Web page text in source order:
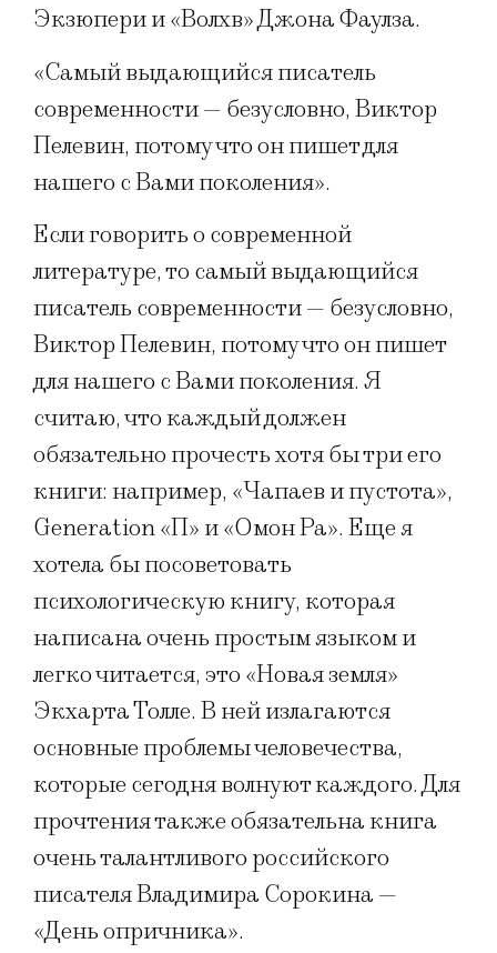
Экзюпери и «Волхв» Джона Фаулза.
«Самый выдающийся писатель
современности — безусловно, Виктор
Пелевин, потому что он пишет для
нашего с Вами поколения».
Если говорить о современной
литературе, то самый выдающийся
писатель современности — безусловно,
Виктор Пелевин, потому что он пишет
для нашего с Вами поколения. Я
считаю, что каждый должен
обязательно прочесть хотя бы три его
книги: например, «Чапаев и пустота»,
Generation «П» и «Омон Ра». Еще я
хотела бы посоветовать
психологическую книгу, которая
написана очень простым языком и
легко читается, это «Новая земля»
Экхарта Толле. В ней излагаются
основные проблемы человечества,
которые сегодня волнуют каждого. Для
прочтения также обязательна книга
очень талантливого российского
писателя Владимира Сорокина —
«День опричника».